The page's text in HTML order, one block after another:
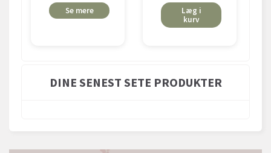
Se mere
Læg i
kurv
DINE SENEST SETE PRODUKTER